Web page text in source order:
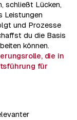
schließt Lücken,
Leistungen
und Prozesse
du die Basis
können.
die in
für